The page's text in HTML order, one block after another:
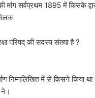
मांग सर्वप्रथम 1895 में किसके
परिषद् की सदस्य संख्या है ?
निम्नलिखित में से किसने किया था
ने।